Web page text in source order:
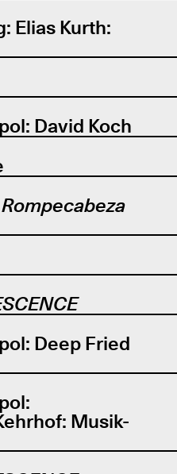
Elias Kurth:
David Koch
Rompecabeza
Deep Fried
Musik-